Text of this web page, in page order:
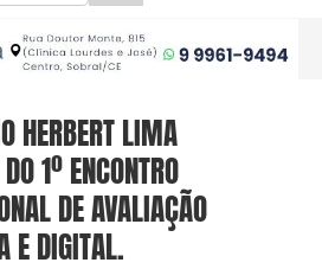
HERBERT LIMA
1º ENCONTRO
DE AVALIAÇÃO
E DIGITAL.